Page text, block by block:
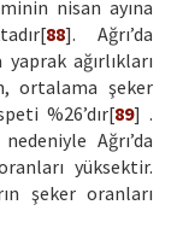
nisan ayına
88]. Ağrı’da
ağırlıkları
ortalama şeker
%26’dır[89] .
Ağrı’da
yüksektir.
şeker oranları